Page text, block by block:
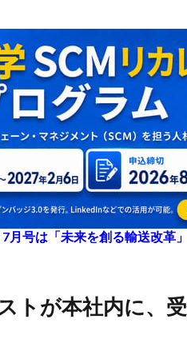
月号は「未来を創る輸送改革